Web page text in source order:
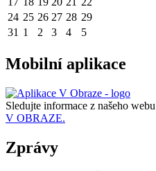
24 25 26 27 28 29
31 1 2 3 4 5
Mobilní aplikace
Sledujte informace z našeho
V OBRAZE.
Zprávy